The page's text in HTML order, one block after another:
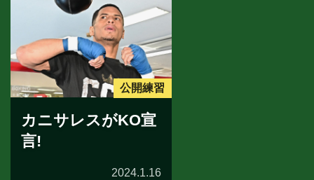
公開練習
カニサレスがKO宣
言!
2024.1.16